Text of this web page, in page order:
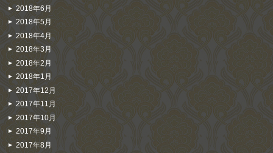
2018年6月
2018年5月
2018年4月
2018年3月
2018年2月
2018年1月
2017年12月
2017年11月
2017年10月
2017年9月
2017年8月